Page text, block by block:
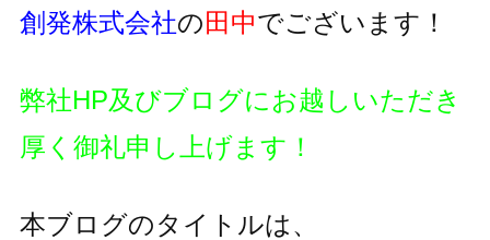
創発株式会社の田中でございます！
弊社HP及びブログにお越しいただき
厚く御礼申し上げます！
本ブログのタイトルは、